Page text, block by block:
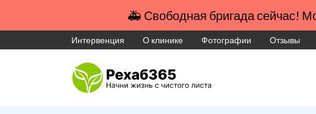
🚑 Свободная бригада сейчас!
Интервенция О клинике Фотографии Отзывы